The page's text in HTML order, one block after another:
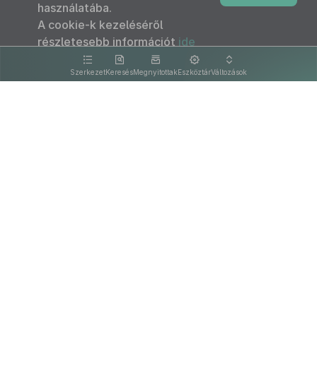
SzerkezetKeresésMegnyitottakEszköztárVáltozások
használatába.
A cookie-k kezeléséről
részletesebb információt ide
kattintva olvashat.